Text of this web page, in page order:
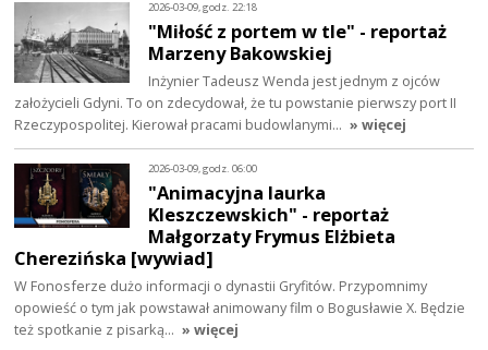
2026-03-09, godz. 22:18
"Miłość z portem w tle" - reportaż
Marzeny Bakowskiej
Inżynier Tadeusz Wenda jest jednym z ojców
założycieli Gdyni. To on zdecydował, że tu powstanie pierwszy port II
Rzeczypospolitej. Kierował pracami budowlanymi… » więcej
2026-03-09, godz. 06:00
"Animacyjna laurka
Kleszczewskich" - reportaż
Małgorzaty Frymus Elżbieta
Cherezińska [wywiad]
W Fonosferze dużo informacji o dynastii Gryfitów. Przypomnimy
opowieść o tym jak powstawał animowany film o Bogusławie X. Będzie
też spotkanie z pisarką… » więcej